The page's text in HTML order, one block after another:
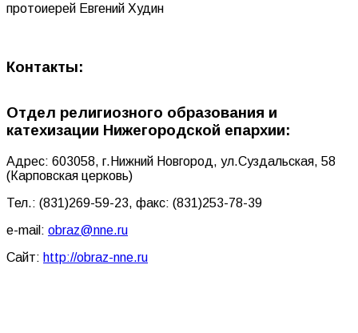
протоиерей Евгений Худин
Контакты:
Отдел религиозного образования и
катехизации Нижегородской епархии:
Адрес: 603058, г.Нижний Новгород, ул.Суздальская, 58
(Карповская церковь)
Тел.: (831)269-59-23, факс: (831)253-78-39
e-mail: obraz@nne.ru
Сайт: http://obraz-nne.ru